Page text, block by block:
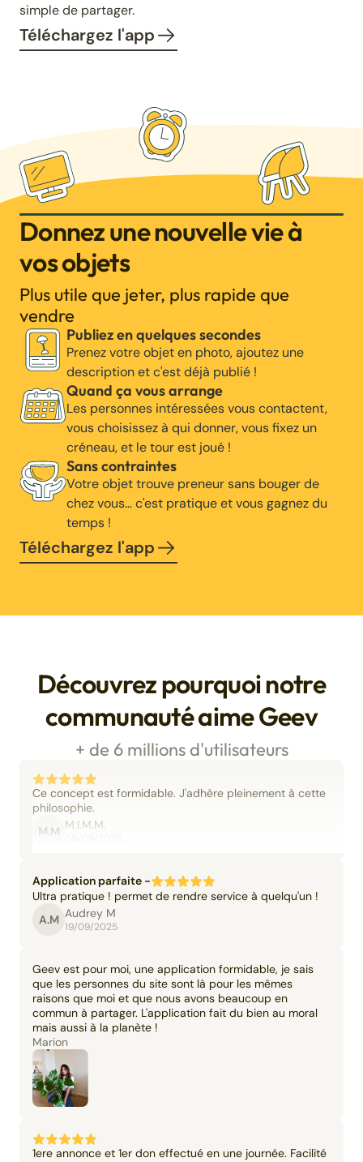
simple de partager.
Téléchargez l'app
Donnez une nouvelle vie à
vos objets
Plus utile que jeter, plus rapide que
vendre
Publiez en quelques secondes
Prenez votre objet en photo, ajoutez une
description et c'est déjà publié !
Quand ça vous arrange
Les personnes intéressées vous contactent,
vous choisissez à qui donner, vous fixez un
créneau, et le tour est joué !
Sans contraintes
Votre objet trouve preneur sans bouger de
chez vous… c'est pratique et vous gagnez du
temps !
Téléchargez l'app
Découvrez pourquoi notre
communauté aime Geev
+ de 6 millions d'utilisateurs
Ce concept est formidable. J'adhère pleinement à cette
philosophie.
M.M M.I.M.M.
Application parfaite -
Ultra pratique ! permet de rendre service à quelqu'un !
A.M Audrey M
19/09/2025
Geev est pour moi, une application formidable, je sais
que les personnes du site sont là pour les mêmes
raisons que moi et que nous avons beaucoup en
commun à partager. L'application fait du bien au moral
mais aussi à la planète !
Marion
1ere annonce et 1er don effectué en une journée. Facilité